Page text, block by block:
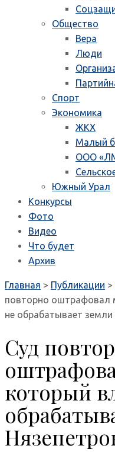
Общество
Вера
Люди
Спорт
Экономика
ЖКХ
Малый
ООО
Южный Урал
Конкурсы
Фото
Видео
Что будет
Архив
Главная > Публикации >
повторно оштрафовал
не обрабатывает земли
Суд
который